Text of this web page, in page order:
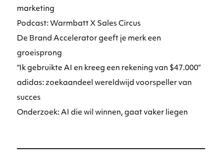
marketing
Podcast: Warmbatt X Sales Circus
De Brand Accelerator geeft je merk een
groeisprong
“Ik gebruikte AI en kreeg een rekening van $47.000”
adidas: zoekaandeel wereldwijd voorspeller van
succes
Onderzoek: AI die wil winnen, gaat vaker liegen